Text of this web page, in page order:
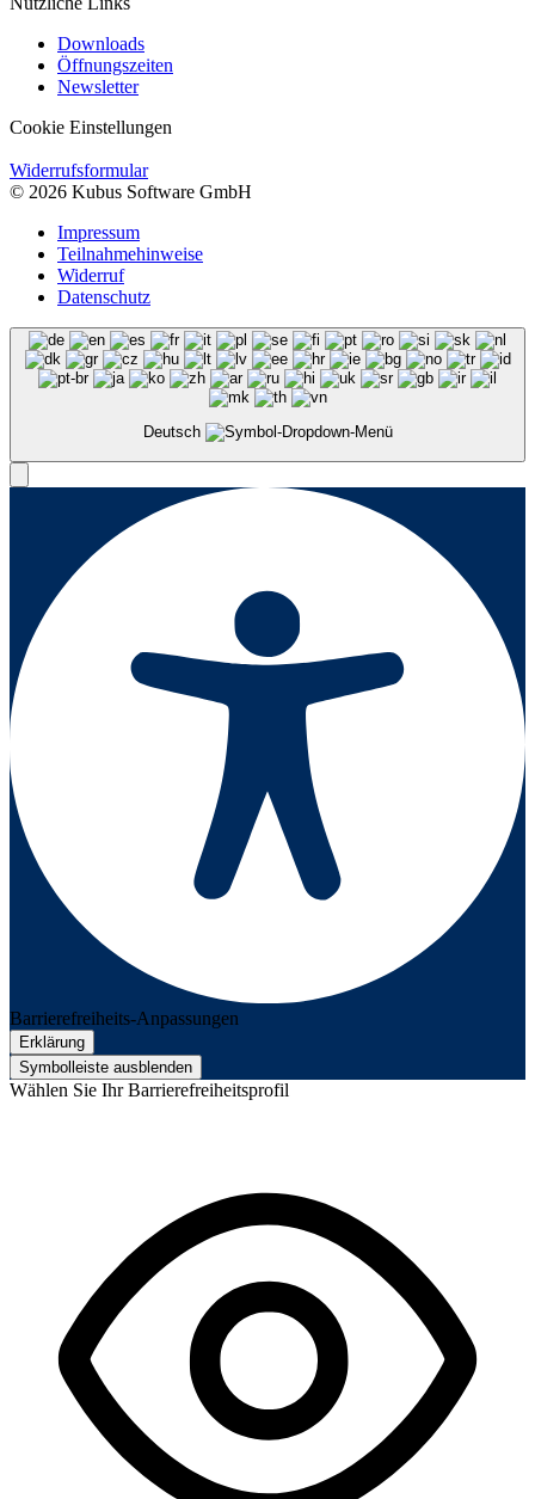
Downloads
Öffnungszeiten
Newsletter
Cookie Einstellungen
Widerrufsformular
© 2026 Kubus Software GmbH
Impressum
Teilnahmehinweise
Widerruf
Datenschutz
Deutsch
Barrierefreiheits-Anpassungen
Erklärung
Symbolleiste ausblenden
Wählen Sie Ihr Barrierefreiheitsprofil